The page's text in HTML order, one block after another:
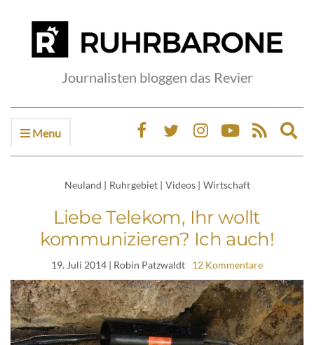
Journalisten bloggen das Revier
Menu
Neuland | Ruhrgebiet | Videos | Wirtschaft
Liebe Telekom, Ihr wollt
kommunizieren? Ich auch!
19. Juli 2014 | Robin Patzwaldt 12 Kommentare